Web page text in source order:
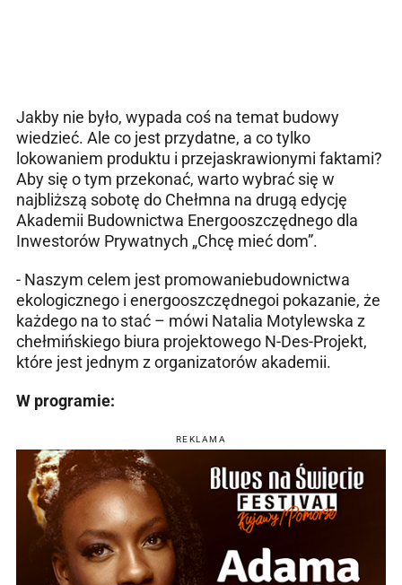
Jakby nie było, wypada coś na temat budowy
wiedzieć. Ale co jest przydatne, a co tylko
lokowaniem produktu i przejaskrawionymi faktami?
Aby się o tym przekonać, warto wybrać się w
najbliższą sobotę do Chełmna na drugą edycję
Akademii Budownictwa Energooszczędnego dla
Inwestorów Prywatnych „Chcę mieć dom”.
- Naszym celem jest promowaniebudownictwa
ekologicznego i energooszczędnegoi pokazanie, że
każdego na to stać – mówi Natalia Motylewska z
chełmińskiego biura projektowego N-Des-Projekt,
które jest jednym z organizatorów akademii.
W programie:
REKLAMA